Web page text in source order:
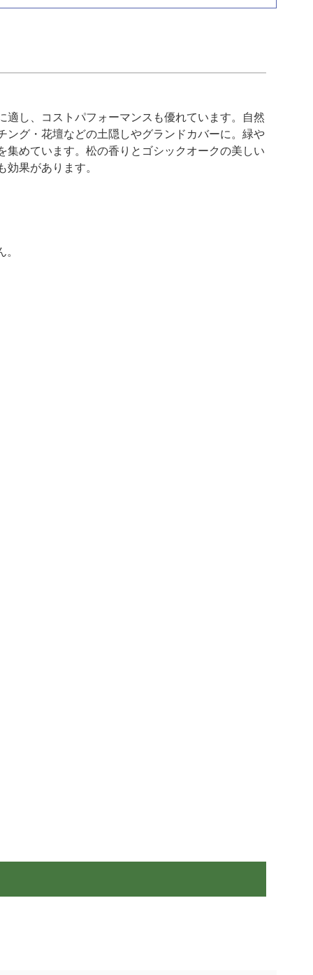
し、コストパフォーマンスも優れています。自然
グ・花壇などの土隠しやグランドカバーに。緑や
めています。松の香りとゴシックオークの美しい
果があります。